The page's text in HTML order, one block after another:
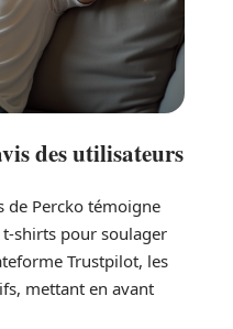
des utilisateurs
de Percko témoigne
t-shirts pour soulager
Trustpilot, les
mettant en avant